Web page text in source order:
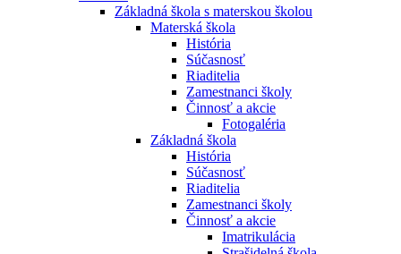
Základná škola s materskou školou
Materská škola
História
Súčasnosť
Riaditelia
Zamestnanci školy
Činnosť a akcie
Fotogaléria
Základná škola
História
Súčasnosť
Riaditelia
Zamestnanci školy
Činnosť a akcie
Imatrikulácia